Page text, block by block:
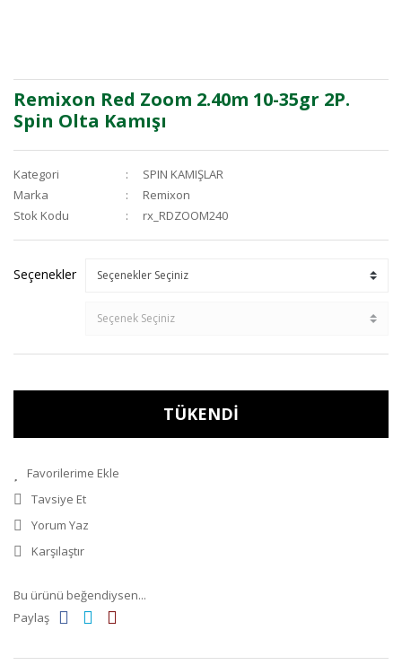
Remixon Red Zoom 2.40m 10-35gr 2P.
Spin Olta Kamışı
Kategori
SPIN KAMIŞLAR
Marka
Remixon
Stok Kodu
rx_RDZOOM240
Seçenekler
TÜKENDİ
Tavsiye Et
Yorum Yaz
Karşılaştır
Bu ürünü beğendiysen...
Paylaş